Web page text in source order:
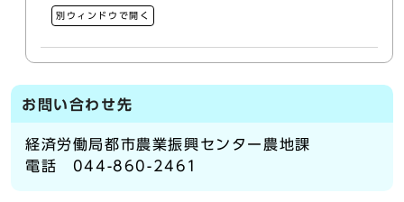
別ウィンドウで開く
お問い合わせ先
経済労働局都市農業振興センター農地課
電話 044-860-2461